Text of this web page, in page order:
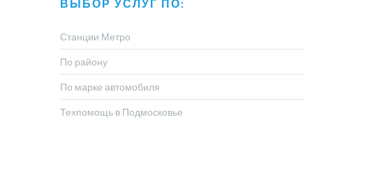
ВЫБОР УСЛУГ ПО:
Станции Метро
По району
По марке автомобиля
Техпомощь в Подмосковье